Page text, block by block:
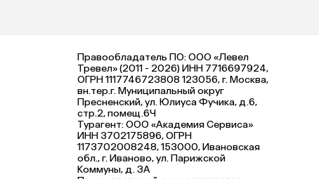
Правообладатель ПО: ООО «Левел
Тревел» (2011 - 2026) ИНН 7716697924,
ОГРН 1117746723808 123056, г. Москва,
вн.тер.г. Муниципальный округ
Пресненский, ул. Юлиуса Фучика, д.6,
стр.2, помещ.6Ч
Турагент: ООО «Академия Сервиса»
ИНН 3702175896, ОГРН
1173702008248, 153000, Ивановская
обл., г. Иваново, ул. Парижской
Коммуны, д. ЗА